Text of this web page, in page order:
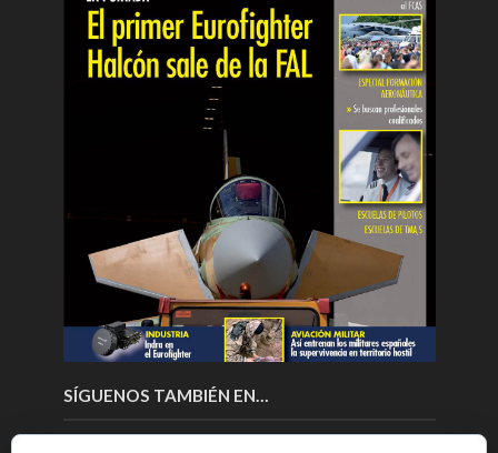
SÍGUENOS TAMBIÉN EN…